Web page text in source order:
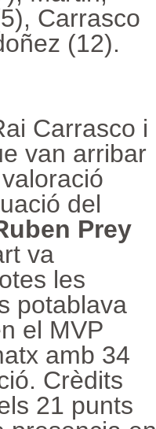
Carrasco
(12).
Carrasco i
van arribar
del
Prey
va
les
potablava
el MVP
amb 34
Crèdits
21 punts